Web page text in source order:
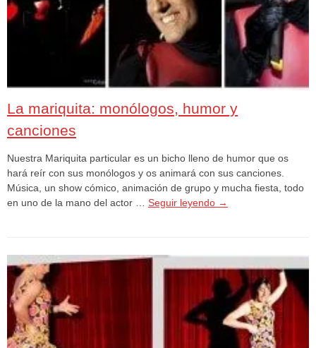
La mariquita: monólogos, humor y
canciones
Nuestra Mariquita particular es un bicho lleno de humor que os
hará reír con sus monólogos y os animará con sus canciones.
Música, un show cómico, animación de grupo y mucha fiesta, todo
en uno de la mano del actor … Seguir leyendo →